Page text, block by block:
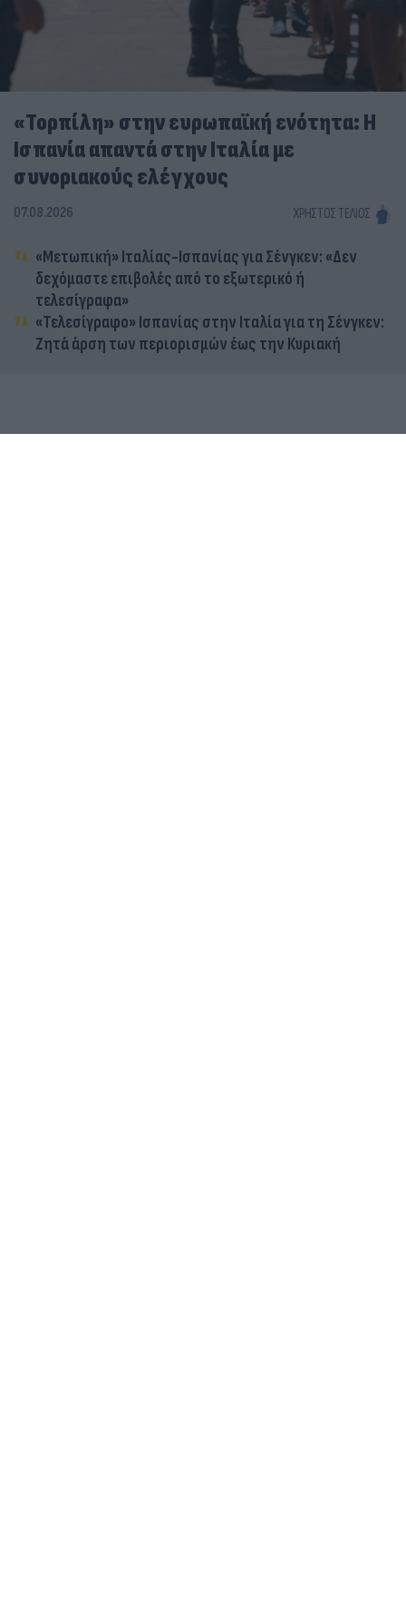
«Τορπίλη» στην ευρωπαϊκή ενότητα: Η
Ισπανία απαντά στην Ιταλία με
συνοριακούς ελέγχους
07.08.2026 ΧΡΉΣΤΟΣ ΤΈΛΙΟΣ
«Μετωπική» Ιταλίας-Ισπανίας για Σένγκεν: «Δεν
δεχόμαστε επιβολές από το εξωτερικό ή
τελεσίγραφα»
«Τελεσίγραφο» Ισπανίας στην Ιταλία για τη Σένγκεν:
Ζητά άρση των περιορισμών έως την Κυριακή